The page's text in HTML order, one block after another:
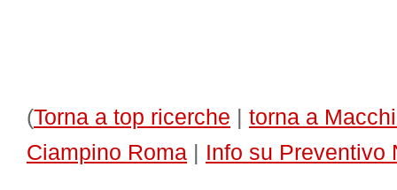
(Torna a top ricerche | torna a
Ciampino Roma | Info su Preventivo